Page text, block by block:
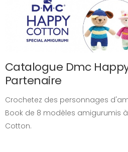
Catalogue Dmc
Partenaire
Crochetez des personnages
Book de 8 modèles amigurumis
Cotton.